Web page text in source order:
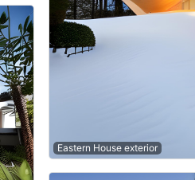
Eastern House exterior